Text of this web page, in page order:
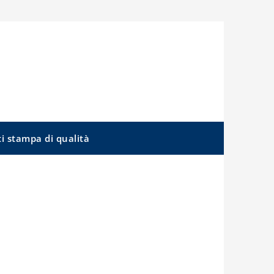
stampa di qualità